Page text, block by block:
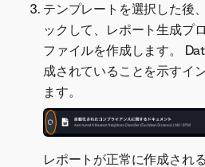
テンプレートを選択した後、
ックして、レポート生成プ
ファイルを作成します。
成されていることを示すイ
ます。
レポートが正常に作成され